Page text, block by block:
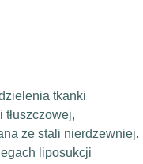
tkanki
ze stali nierdzewniej.
liposukcji